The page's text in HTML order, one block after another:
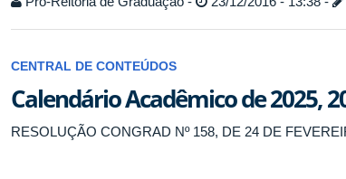
CENTRAL DE CONTEÚDOS
Calendário Acadêmico de 2025,
RESOLUÇÃO CONGRAD Nº 158, DE 24 DE